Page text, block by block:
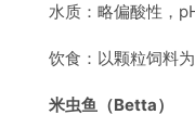
水质：略偏酸性，
饮食：以颗粒饲料
米虫鱼（Betta）